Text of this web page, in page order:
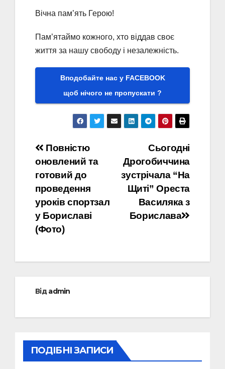
Вічна пам’ять Герою!
Пам’ятаймо кожного, хто віддав своє
життя за нашу свободу і незалежність.
Вподобайте нас у FACEBOOK
щоб нічого не пропускати ?
Навігація
записів
Сьогодні
Дрогобиччина
зустрічала “На
Щиті” Ореста
Василяка з
Борислава
Повністю
оновлений та
готовий до
проведення
уроків спортзал
у Бориславі
(Фото)
Відadmin
ПОДІБНІ ЗАПИСИ